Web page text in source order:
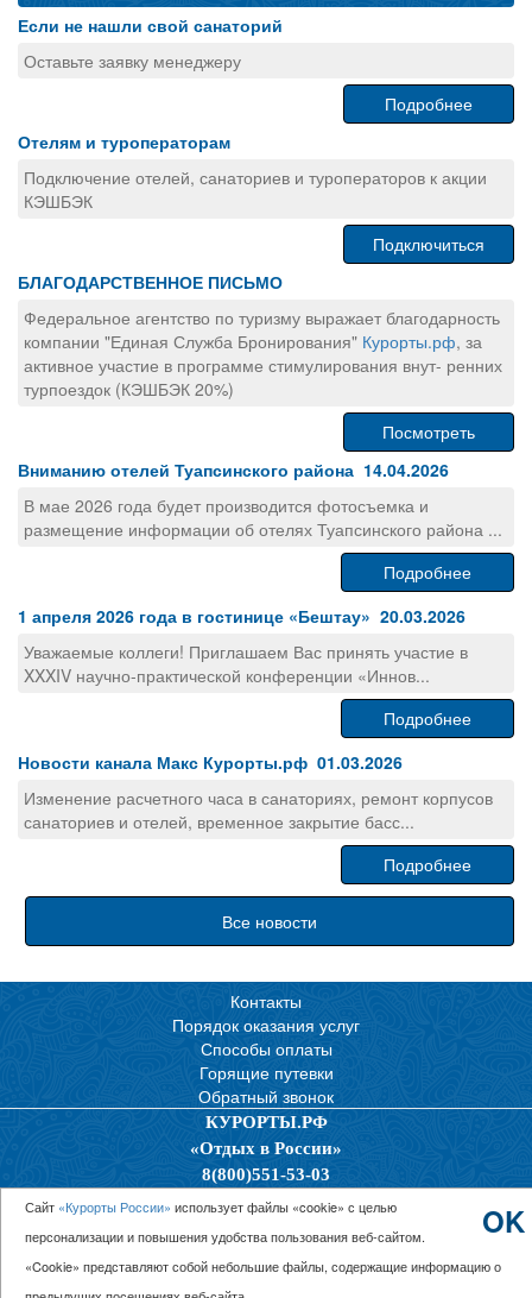
Если не нашли свой санаторий
Оставьте заявку менеджеру
Подробнее
Отелям и туроператорам
Подключение отелей, санаториев и туроператоров к акции
КЭШБЭК
Подключиться
БЛАГОДАРСТВЕННОЕ ПИСЬМО
Федеральное агентство по туризму выражает благодарность
компании "Единая Служба Бронирования" Курорты.рф, за
активное участие в программе стимулирования внут- ренних
турпоездок (КЭШБЭК 20%)
Посмотреть
Вниманию отелей Туапсинского района 14.04.2026
В мае 2026 года будет производится фотосъемка и
размещение информации об отелях Туапсинского района ...
Подробнее
1 апреля 2026 года в гостинице «Бештау» 20.03.2026
Уважаемые коллеги! Приглашаем Вас принять участие в
XXXIV научно-практической конференции «Иннов...
Подробнее
Новости канала Макс Курорты.рф 01.03.2026
Изменение расчетного часа в санаториях, ремонт корпусов
санаториев и отелей, временное закрытие басс...
Подробнее
Все новости
Контакты
Порядок оказания услуг
Способы оплаты
Горящие путевки
Обратный звонок
КУРОРТЫ.РФ
«Отдых в России»
8(800)551-53-03
Политика конфиденциальности
© 2026 ООО “Единая Служба Бронирования”
OK
Сайт «Курорты России» использует файлы «cookie» с целью
персонализации и повышения удобства пользования веб-сайтом.
«Cookie» представляют собой небольшие файлы, содержащие информацию о